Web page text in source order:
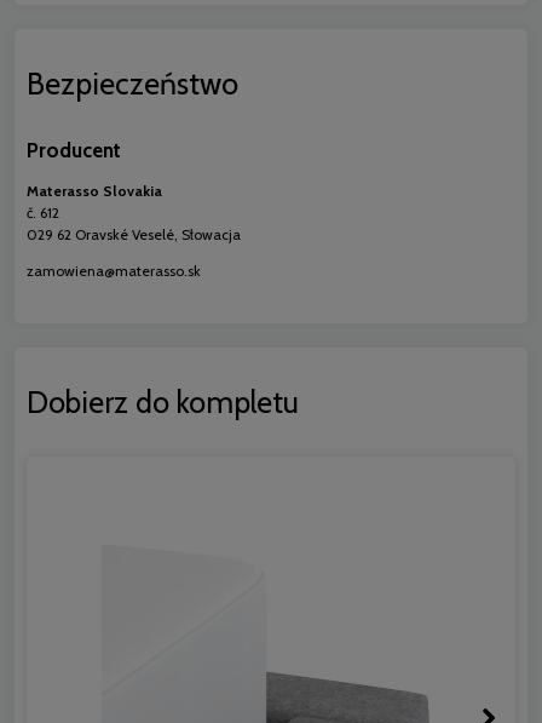
Bezpieczeństwo
Producent
Materasso Slovakia
č. 612
029 62 Oravské Veselé, Słowacja
zamowiena@materasso.sk
Dobierz do kompletu